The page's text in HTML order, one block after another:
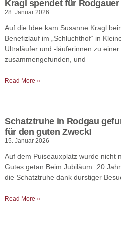
Kragl spendet für Rodgauer
28. Januar 2026
Auf die Idee kam Susanne Kragl
Benefizlauf im „Schluchthof“ in
Ultraläufer und -läuferinnen zu
zusammengefunden, und
Read More »
Schatztruhe in Rodgau
für den guten Zweck!
15. Januar 2026
Auf dem Puiseauxplatz wurde nicht
Gutes getan Beim Jubiläum „20
die Schatztruhe dank durstiger
Read More »